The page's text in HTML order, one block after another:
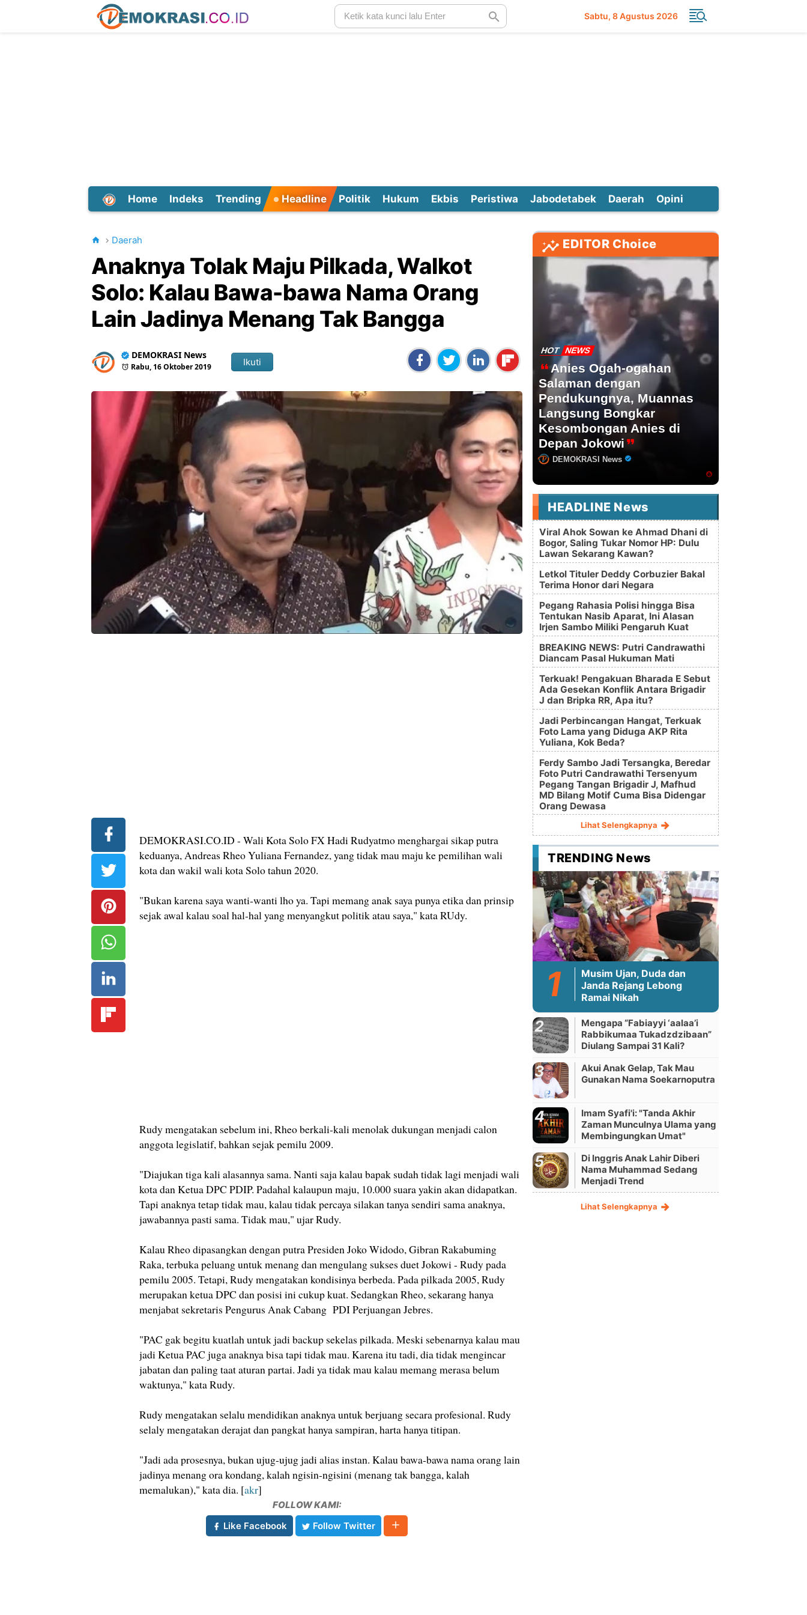
Sabtu 8 Agustus 2026
Home Indeks Trending Headline Politik Hukum Ekbis Peristiwa Jabodetabek Daerah Opini
Daerah
Anaknya Tolak Maju Pilkada, Walkot
Solo: Kalau Bawa-bawa Nama Orang
Lain Jadinya Menang Tak Bangga
DEMOKRASI News
Rabu, 16 Oktober 2019 Ikuti
DEMOKRASI.CO.ID - Wali Kota Solo FX Hadi Rudyatmo menghargai sikap putra
keduanya, Andreas Rheo Yuliana Fernandez, yang tidak mau maju ke pemilihan wali
kota dan wakil wali kota Solo tahun 2020.
"Bukan karena saya wanti-wanti lho ya. Tapi memang anak saya punya etika dan prinsip
sejak awal kalau soal hal-hal yang menyangkut politik atau saya," kata RUdy.
Rudy mengatakan sebelum ini, Rheo berkali-kali menolak dukungan menjadi calon
anggota legislatif, bahkan sejak pemilu 2009.
"Diajukan tiga kali alasannya sama. Nanti saja kalau bapak sudah tidak lagi menjadi wali
kota dan Ketua DPC PDIP. Padahal kalaupun maju, 10.000 suara yakin akan didapatkan.
Tapi anaknya tetap tidak mau, kalau tidak percaya silakan tanya sendiri sama anaknya,
jawabannya pasti sama. Tidak mau," ujar Rudy.
Kalau Rheo dipasangkan dengan putra Presiden Joko Widodo, Gibran Rakabuming
Raka, terbuka peluang untuk menang dan mengulang sukses duet Jokowi - Rudy pada
pemilu 2005. Tetapi, Rudy mengatakan kondisinya berbeda. Pada pilkada 2005, Rudy
merupakan ketua DPC dan posisi ini cukup kuat. Sedangkan Rheo, sekarang hanya
menjabat sekretaris Pengurus Anak Cabang PDI Perjuangan Jebres.
"PAC gak begitu kuatlah untuk jadi backup sekelas pilkada. Meski sebenarnya kalau mau
jadi Ketua PAC juga anaknya bisa tapi tidak mau. Karena itu tadi, dia tidak mengincar
jabatan dan paling taat aturan partai. Jadi ya tidak mau kalau memang merasa belum
waktunya," kata Rudy.
Rudy mengatakan selalu mendidikan anaknya untuk berjuang secara profesional. Rudy
selaly mengatakan derajat dan pangkat hanya sampiran, harta hanya titipan.
"Jadi ada prosesnya, bukan ujug-ujug jadi alias instan. Kalau bawa-bawa nama orang lain
jadinya menang ora kondang, kalah ngisin-ngisini (menang tak bangga, kalah
memalukan)," kata dia. [akr]
FOLLOW KAMI:
Like Facebook
Follow Twitter
EDITOR Choice
HOT NEWS
Anies Ogah-ogahan
Salaman dengan
Pendukungnya, Muannas
Langsung Bongkar
Kesombongan Anies di
Depan Jokowi
DEMOKRASI News
HEADLINE News
Viral Ahok Sowan ke Ahmad Dhani di
Bogor, Saling Tukar Nomor HP: Dulu
Lawan Sekarang Kawan?
Letkol Tituler Deddy Corbuzier Bakal
Terima Honor dari Negara
Pegang Rahasia Polisi hingga Bisa
Tentukan Nasib Aparat, Ini Alasan
Irjen Sambo Miliki Pengaruh Kuat
BREAKING NEWS: Putri Candrawathi
Diancam Pasal Hukuman Mati
Terkuak! Pengakuan Bharada E Sebut
Ada Gesekan Konflik Antara Brigadir
J dan Bripka RR, Apa itu?
Jadi Perbincangan Hangat, Terkuak
Foto Lama yang Diduga AKP Rita
Yuliana, Kok Beda?
Ferdy Sambo Jadi Tersangka, Beredar
Foto Putri Candrawathi Tersenyum
Pegang Tangan Brigadir J, Mafhud
MD Bilang Motif Cuma Bisa Didengar
Orang Dewasa
Lihat Selengkapnya
TRENDING News
Musim Ujan, Duda dan
Janda Rejang Lebong
Ramai Nikah
Mengapa “Fabiayyi ‘aalaa’i
Rabbikumaa Tukadzdzibaan”
Diulang Sampai 31 Kali?
Akui Anak Gelap, Tak Mau
Gunakan Nama Soekarnoputra
Imam Syafi'i: "Tanda Akhir
Zaman Munculnya Ulama yang
Membingungkan Umat"
Di Inggris Anak Lahir Diberi
Nama Muhammad Sedang
Menjadi Trend
Lihat Selengkapnya